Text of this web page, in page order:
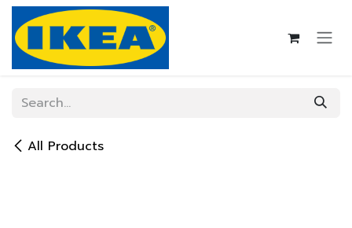
Skip to Content
All Products